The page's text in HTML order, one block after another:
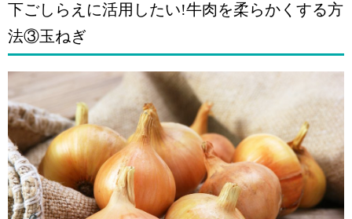
下ごしらえに活用したい!牛肉を柔らかくする方
法③玉ねぎ